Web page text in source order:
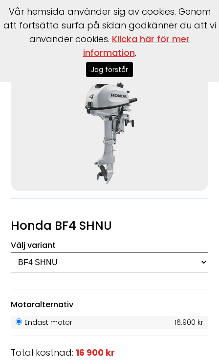
Utombordare>Honda
Honda BF4 SHNU
Välj variant
Motoralternativ
Endast motor 16.900 kr
Total kostnad: 16 900 kr
Vår hemsida använder sig av cookies. Genom
att fortsätta surfa på sidan godkänner du att vi
använder cookies. Klicka här för mer
information.
Jag förstår